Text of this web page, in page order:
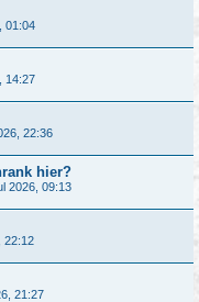
01:04
14:27
22:36
hier?
2026, 09:13
22:12
21:27